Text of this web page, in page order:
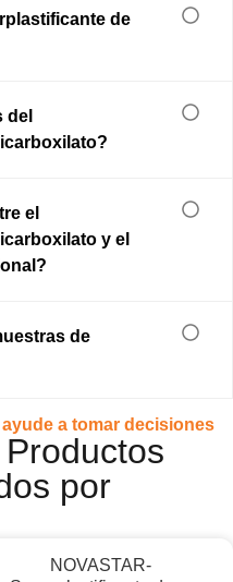
de
del
el
y el
de
ayude a tomar decisiones
por